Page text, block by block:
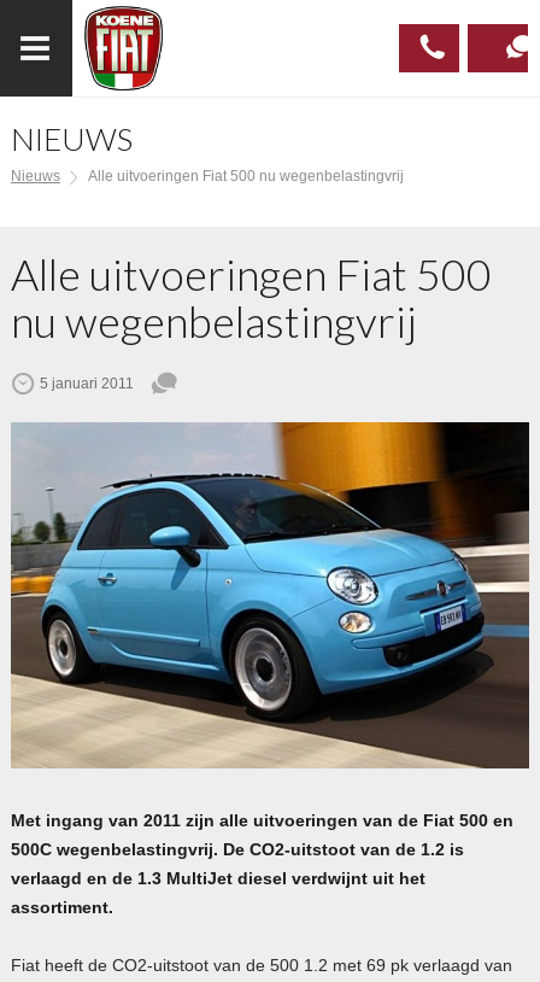
NIEUWS
Nieuws Alle uitvoeringen Fiat 500 nu wegenbelastingvrij
Alle uitvoeringen Fiat 500
nu wegenbelastingvrij
5 januari 2011
Met ingang van 2011 zijn alle uitvoeringen van de Fiat 500 en
500C wegenbelastingvrij. De CO2-uitstoot van de 1.2 is
verlaagd en de 1.3 MultiJet diesel verdwijnt uit het
assortiment.
Fiat heeft de CO2-uitstoot van de 500 1.2 met 69 pk verlaagd van